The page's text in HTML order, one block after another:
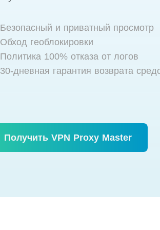
Безопасный и приватный просмотр
Обход геоблокировки
Политика 100% отказа от логов
30-дневная гарантия возврата
Получить VPN Proxy Master